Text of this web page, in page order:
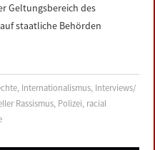
Geltungsbereich des
staatliche Behörden
, Internationalismus, Interviews/
Rassismus, Polizei, racial